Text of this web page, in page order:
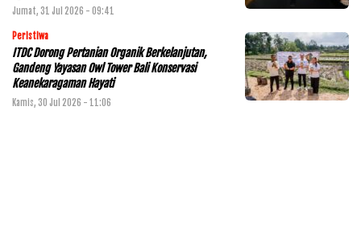
Jumat, 31 Jul 2026 - 09:41
Peristiwa
ITDC Dorong Pertanian Organik Berkelanjutan,
Gandeng Yayasan Owl Tower Bali Konservasi
Keanekaragaman Hayati
Kamis, 30 Jul 2026 - 11:06